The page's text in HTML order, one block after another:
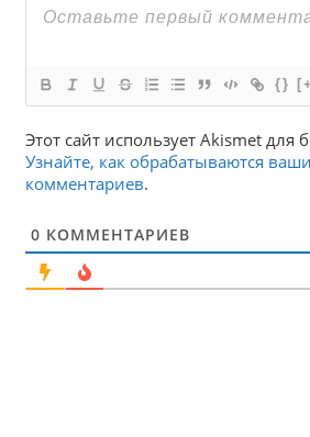
{}
Этот сайт использует Akismet для
Узнайте, как обрабатываются
комментариев.
0 КОММЕНТАРИЕВ